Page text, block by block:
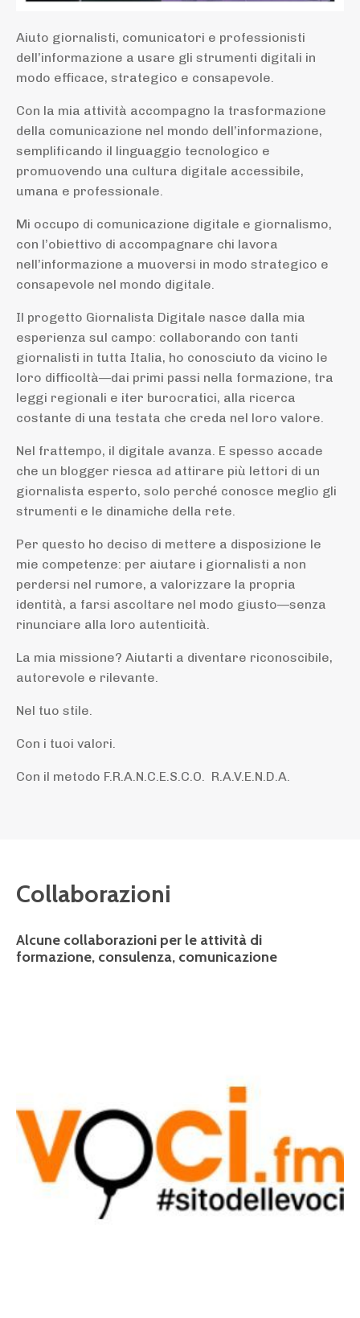
Aiuto giornalisti, comunicatori e professionisti
dell’informazione a usare gli strumenti digitali in
modo efficace, strategico e consapevole.
Con la mia attività accompagno la trasformazione
della comunicazione nel mondo dell’informazione,
semplificando il linguaggio tecnologico e
promuovendo una cultura digitale accessibile,
umana e professionale.
Mi occupo di comunicazione digitale e giornalismo,
con l’obiettivo di accompagnare chi lavora
nell’informazione a muoversi in modo strategico e
consapevole nel mondo digitale.
Il progetto Giornalista Digitale nasce dalla mia
esperienza sul campo: collaborando con tanti
giornalisti in tutta Italia, ho conosciuto da vicino le
loro difficoltà—dai primi passi nella formazione, tra
leggi regionali e iter burocratici, alla ricerca
costante di una testata che creda nel loro valore.
Nel frattempo, il digitale avanza. E spesso accade
che un blogger riesca ad attirare più lettori di un
giornalista esperto, solo perché conosce meglio gli
strumenti e le dinamiche della rete.
Per questo ho deciso di mettere a disposizione le
mie competenze: per aiutare i giornalisti a non
perdersi nel rumore, a valorizzare la propria
identità, a farsi ascoltare nel modo giusto—senza
rinunciare alla loro autenticità.
La mia missione? Aiutarti a diventare riconoscibile,
autorevole e rilevante.
Nel tuo stile.
Con i tuoi valori.
Con il metodo F.R.A.N.C.E.S.C.O. R.A.V.E.N.D.A.
Collaborazioni
Alcune collaborazioni per le attività di
formazione, consulenza, comunicazione